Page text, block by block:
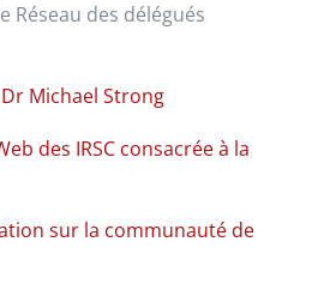
Réseau des délégués
Michael Strong
des IRSC consacrée à la
sur la communauté de